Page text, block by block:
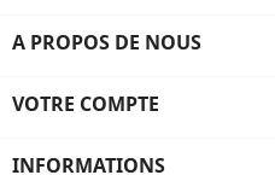
A PROPOS DE NOUS
VOTRE COMPTE
INFORMATIONS